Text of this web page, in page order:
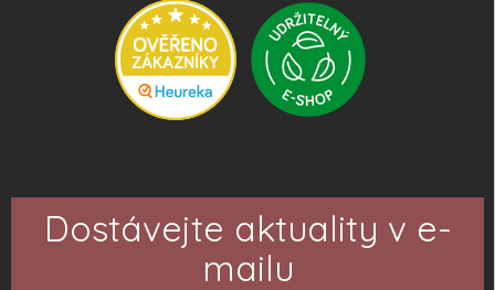
Dostávejte aktuality v e-
mailu